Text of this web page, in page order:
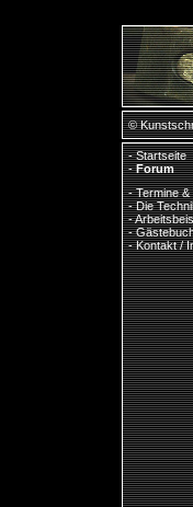
©
-Startseite
-Forum
-Termine &
-Die
-
-
-Kontakt /